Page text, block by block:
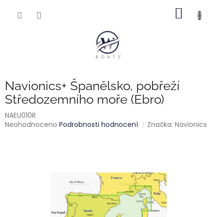
Navionics+ Španělsko, pobřeží
Středozemního moře (Ebro)
NAEU010R
Průměrné
Neohodnoceno Podrobnosti hodnocení Značka:Navionics